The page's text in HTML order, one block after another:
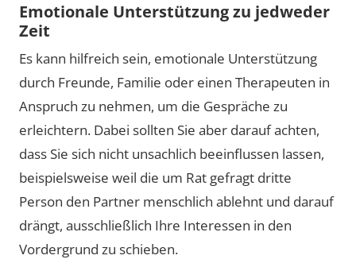
Emotionale Unterstützung zu jedweder
Zeit
Es kann hilfreich sein, emotionale Unterstützung
durch Freunde, Familie oder einen Therapeuten in
Anspruch zu nehmen, um die Gespräche zu
erleichtern. Dabei sollten Sie aber darauf achten,
dass Sie sich nicht unsachlich beeinflussen lassen,
beispielsweise weil die um Rat gefragt dritte
Person den Partner menschlich ablehnt und darauf
drängt, ausschließlich Ihre Interessen in den
Vordergrund zu schieben.